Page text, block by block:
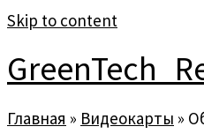
Skip to content
Главная » Видеокарты »